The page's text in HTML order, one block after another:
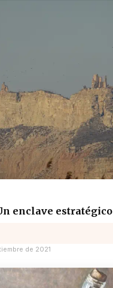
enclave estratégico
de 2021